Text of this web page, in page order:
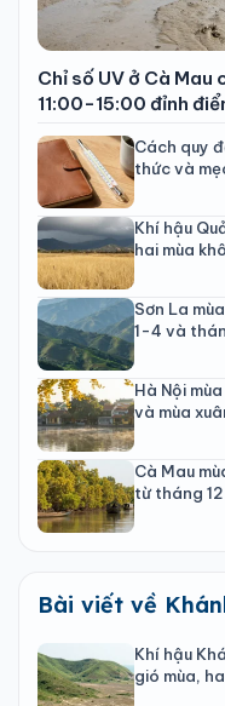
Chỉ số UV ở Cà
11:00-15:00 đỉnh
Cách quy
thức và
Khí hậu
hai mùa
Sơn La
1-4 và
Hà Nội
và mùa
Cà Mau
từ tháng
Bài viết về
Khí hậu
gió mùa,